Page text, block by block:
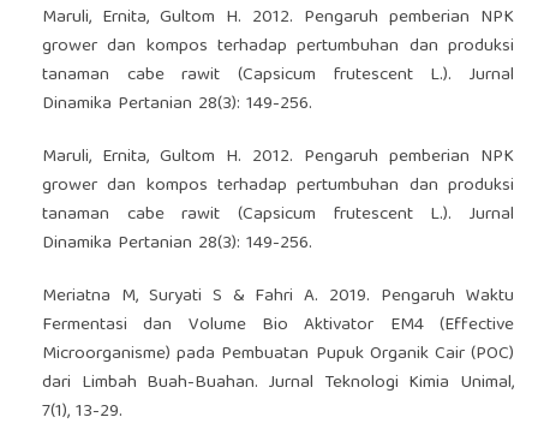
Maruli, Ernita, Gultom H. 2012. Pengaruh pemberian NPK
grower dan kompos terhadap pertumbuhan dan produksi
tanaman cabe rawit (Capsicum frutescent L.). Jurnal
Dinamika Pertanian 28(3): 149-256.
Maruli, Ernita, Gultom H. 2012. Pengaruh pemberian NPK
grower dan kompos terhadap pertumbuhan dan produksi
tanaman cabe rawit (Capsicum frutescent L.). Jurnal
Dinamika Pertanian 28(3): 149-256.
Meriatna M, Suryati S & Fahri A. 2019. Pengaruh Waktu
Fermentasi dan Volume Bio Aktivator EM4 (Effective
Microorganisme) pada Pembuatan Pupuk Organik Cair (POC)
dari Limbah Buah-Buahan. Jurnal Teknologi Kimia Unimal,
7(1), 13-29.